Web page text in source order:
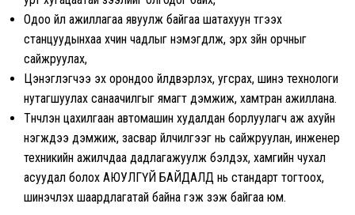
Одоо үйл ажиллагаа явуулж байгаа шатахуун түгээх
станцуудынхаа хүчин чадлыг нэмэгдүүлж, эрх зүйн орчныг
сайжруулах,
Цэнэглэгчээ эх орондоо үйлдвэрлэх, угсрах, шинэ технологи
нутагшуулах санаачилгыг ямагт дэмжиж, хамтран ажиллана.
Түүнчлэн цахилгаан автомашин худалдан борлуулагч аж ахуйн
нэгжүүдээ дэмжиж, засвар үйлчилгээг нь сайжруулан, инженер
техникийн ажилчдаа дадлагажуулж бэлдэх, хамгийн чухал
асуудал болох АЮУЛГҮЙ БАЙДАЛД нь стандарт тогтоох,
шинэчлэх шаардлагатай байна гэж үзэж байгаа юм.